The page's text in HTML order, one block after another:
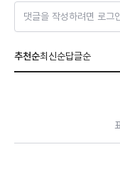
댓글을 작성하려면 로그
추천순최신순답글순